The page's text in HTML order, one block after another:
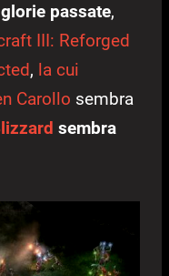
passate,
III: Reforged
, la cui
Carollo sembra
sembra